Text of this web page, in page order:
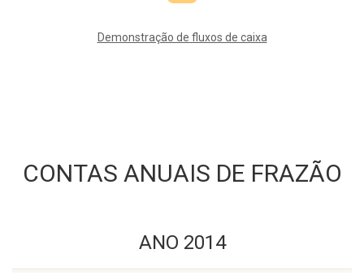
Demonstração de fluxos de caixa
CONTAS ANUAIS DE FRAZÃO
ANO 2014